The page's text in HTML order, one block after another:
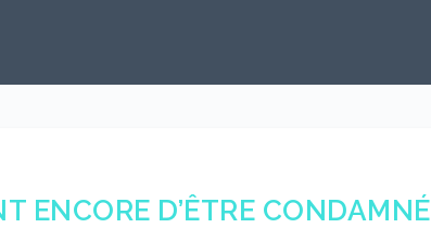
ENCORE D’ÊTRE CONDAMNÉ